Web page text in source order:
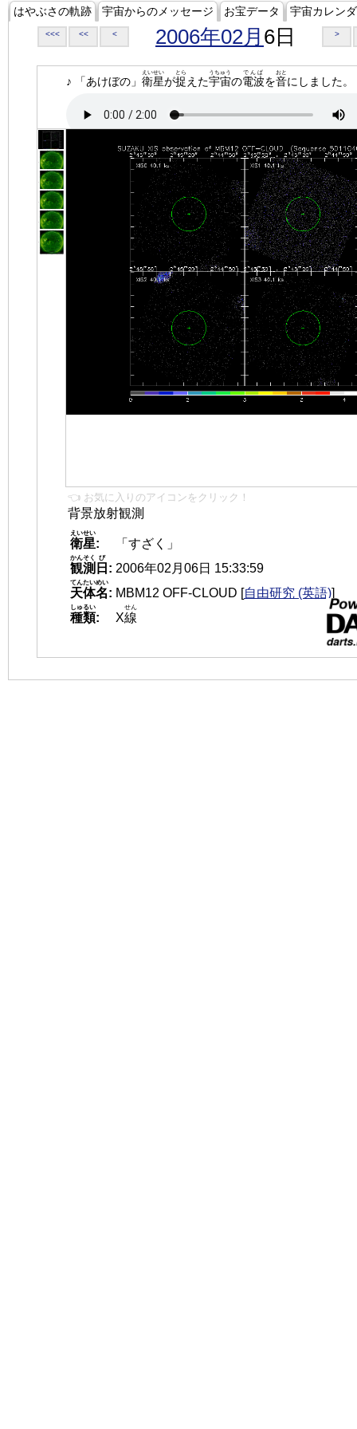
はやぶさの軌跡 宇宙からのメッセージ お宝データ 宇宙カレン
<<< << < 2006年02月 6日 >
♪ 「あけぼの」 衛星
えいせい
が捉
とら
えた宇宙
うちゅう
の電波
でんぱ
を音
おと
にしました。
👈 お気に入りのアイコンをクリック！
背景放射観測
衛星
えいせい
:
「すざく」
観測
かんそく
日
び
: 2006年02月06日 15:33:59
天体名
てんたいめい
: MBM12 OFF-CLOUD [自由研究 (英語)]
種類
しゅるい
: X線
せん